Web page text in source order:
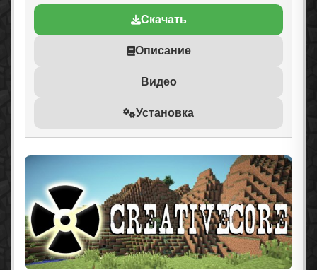
Скачать
Описание
Видео
Установка